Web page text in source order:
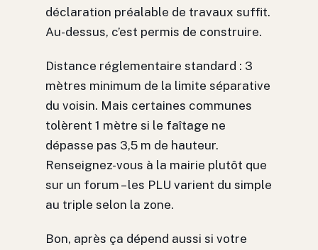
déclaration préalable de travaux suffit.
Au-dessus, c’est permis de construire.
Distance réglementaire standard : 3
mètres minimum de la limite séparative
du voisin. Mais certaines communes
tolèrent 1 mètre si le faîtage ne
dépasse pas 3,5 m de hauteur.
Renseignez-vous à la mairie plutôt que
sur un forum – les PLU varient du simple
au triple selon la zone.
Bon, après ça dépend aussi si votre